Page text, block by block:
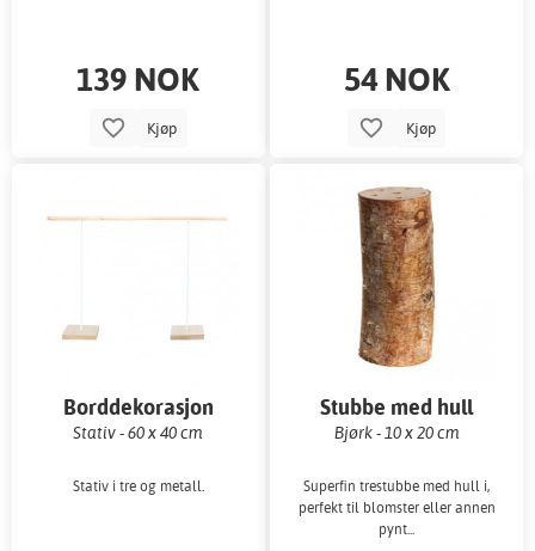
139 NOK
Kjøp
54 NOK
Kjøp
Borddekorasjon
Stativ - 60 x 40 cm
Stativ i tre og metall.
Stubbe med hull
Bjørk - 10 x 20 cm
Superfin trestubbe med hull i,
perfekt til blomster eller annen
pynt...